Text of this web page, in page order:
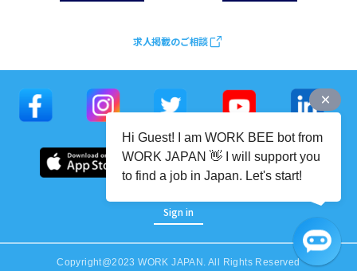
求人掲載のご相談
Sign in
Copyright@2023 WORK JAPAN. All Rights Reserved
Hi Guest! I am WORK BEE bot from
WORK JAPAN 👋 I will support you
to find a job in Japan. Let's start!